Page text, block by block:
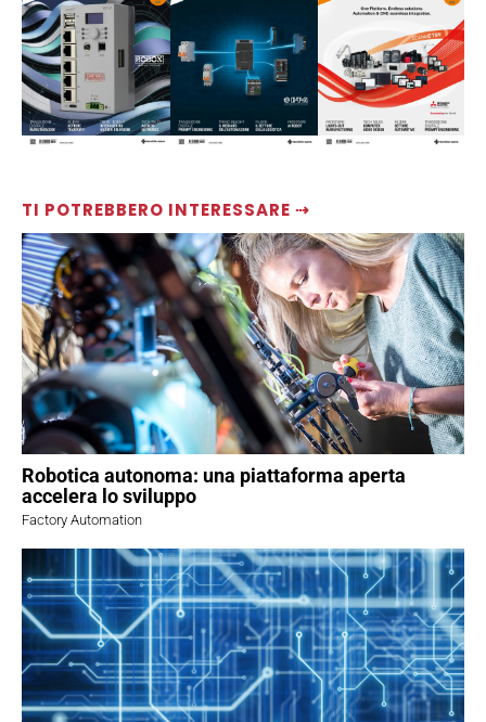
TI POTREBBERO INTERESSARE ⇢
Robotica autonoma: una piattaforma aperta
accelera lo sviluppo
Factory Automation